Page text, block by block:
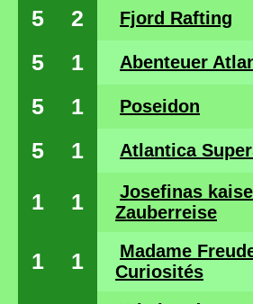
5 2 Fjord Rafting
5 1 Abenteuer
5 1 Poseidon
5 1 Atlantica
1 1
Josefinas
Zauberreise
1 1
Madame
Curiosités